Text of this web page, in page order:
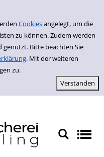
Cookiesangelegt, um die
zu können. Zudem werden
Bitte beachten Sie
. Mit der weiteren
zu.